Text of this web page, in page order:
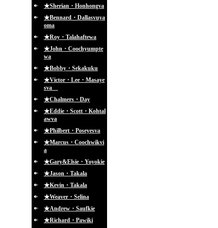
★Sherian・Honhongva
★Bennard・Dallasvuya
oma
★Roy・Talahaftewa
★John・Coochyumpte
wa
★Bobby・Sekakuku
★Victor・Lee・Masaye
sva
★Chalmers・Day
★Eddie・Scott・Kohtal
awva
★Philbert・Poseyesva
★Marcus・Coochwikvi
a
★Gary&Elsie・Yoyokie
★Jason・Takala
★Kevin・Takala
★Weaver・Selina
★Andrew・Saufkie
★Richard・Pawiki